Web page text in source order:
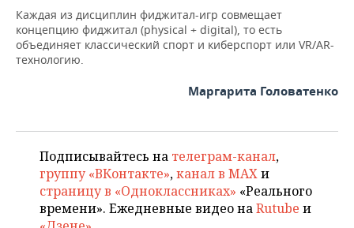
Каждая из дисциплин фиджитал-игр совмещает
концепцию фиджитал (physical + digital), то есть
объединяет классический спорт и киберспорт или VR/AR-
технологию.
Маргарита Головатенко
Подписывайтесь на телеграм-канал,
группу «ВКонтакте»,канал в MAXи
страницу в «Одноклассниках» «Реального
времени». Ежедневные видео наRutube и